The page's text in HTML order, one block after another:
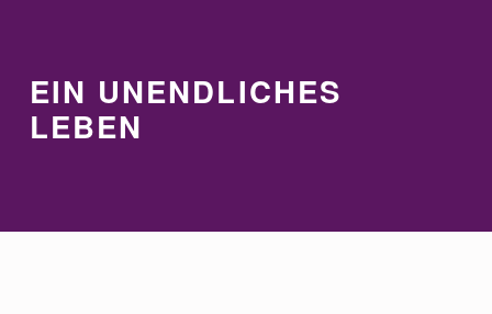
EIN UNENDLICHES
LEBEN